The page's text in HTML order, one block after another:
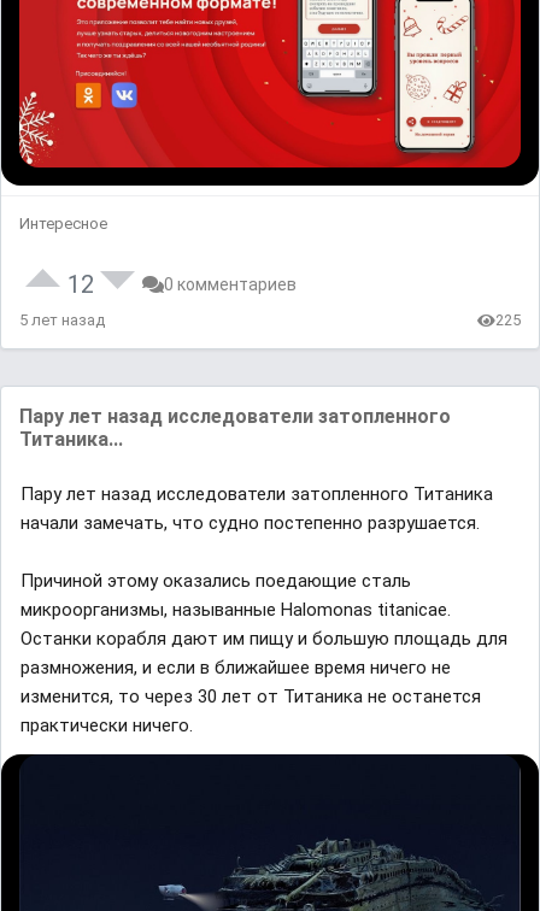
Интересное
12 0 комментариев
5 лет назад 225
Пару лет назад исследователи затопленного
Титаника...
Пару лет назад исследователи затопленного Титаника
начали замечать, что судно постепенно разрушается.
Причиной этому оказались поедающие сталь
микроорганизмы, называнные Halomonas titanicae.
Останки корабля дают им пищу и большую площадь для
размножения, и если в ближайшее время ничего не
изменится, то через 30 лет от Титаника не останется
практически ничего.